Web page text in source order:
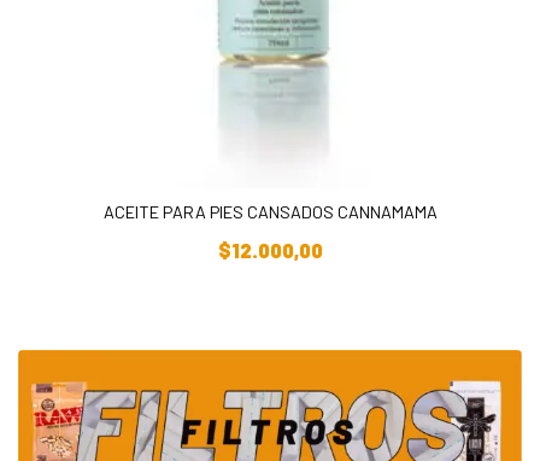
ACEITE PARA PIES CANSADOS CANNAMAMA
$12.000,00